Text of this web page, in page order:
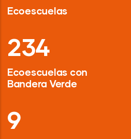
Ecoescuelas
326
Ecoescuelas con
Bandera Verde
13